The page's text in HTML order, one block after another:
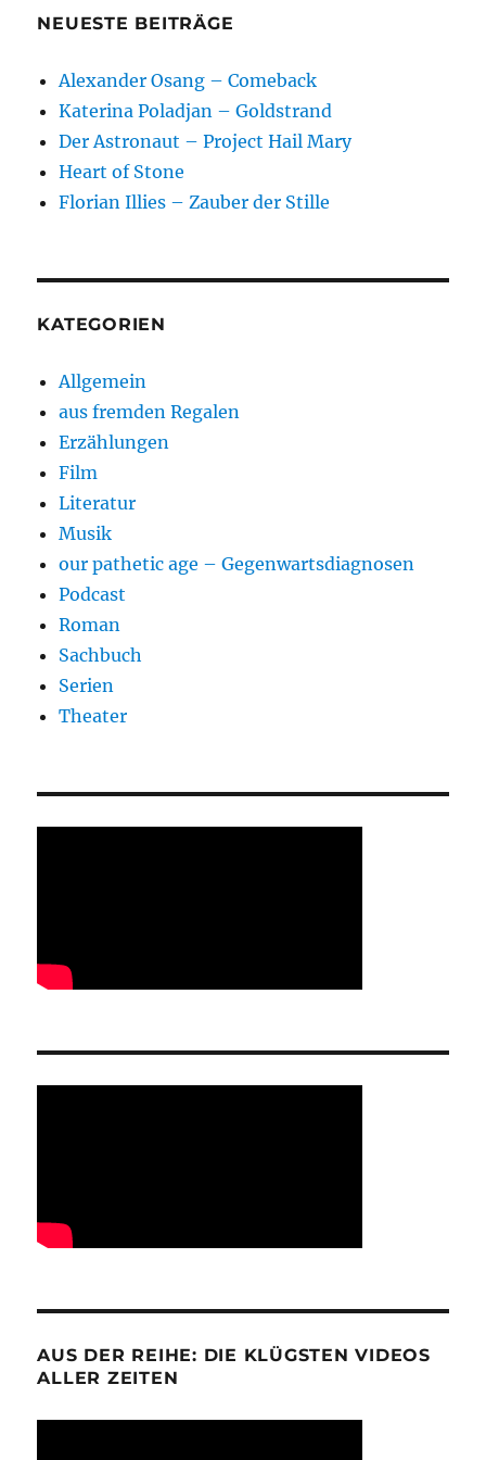
NEUESTE BEITRÄGE
Alexander Osang – Comeback
Katerina Poladjan – Goldstrand
Der Astronaut – Project Hail Mary
Heart of Stone
Florian Illies – Zauber der Stille
KATEGORIEN
Allgemein
aus fremden Regalen
Erzählungen
Film
Literatur
Musik
our pathetic age – Gegenwartsdiagnosen
Podcast
Roman
Sachbuch
Serien
Theater
AUS DER REIHE: DIE KLÜGSTEN VIDEOS
ALLER ZEITEN